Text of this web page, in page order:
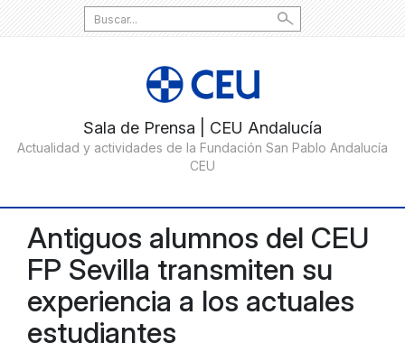
Search
for:
Antiguos alumnos del CEU
FP Sevilla transmiten su
experiencia a los actuales
estudiantes